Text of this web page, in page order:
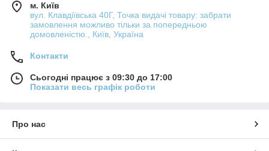
м. Київ
вул. Клавдіївська 40Г, Точка видачі товару: забрати
замовлення можливо тільки за попередньою
домовленістю., Київ, Україна
Контакти
Сьогодні працює з 09:30 до 17:00
Показати весь графік роботи
Про нас